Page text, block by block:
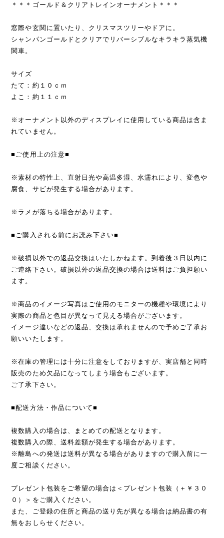
＊＊＊ゴールド＆クリアトレインオーナメント＊＊＊
窓際や玄関に置いたり、クリスマスツリーやドアに。
シャンパンゴールドとクリアでリバーシブルなキラキラ蒸気機
関車。
サイズ
たて：約１０ｃｍ
よこ：約１１ｃｍ
※オーナメント以外のディスプレイに使用している商品は含ま
れていません。
■ご使用上の注意■
※素材の特性上、直射日光や高温多湿、水濡れにより、変色や
腐食、サビが発生する場合があります。
※ラメが落ちる場合があります。
■ご購入される前にお読み下さい■
※破損以外での返品交換はいたしかねます。到着後３日以内に
ご連絡下さい。破損以外の返品交換の場合は送料はご負担願い
ます。
※商品のイメージ写真はご使用のモニターの機種や環境により
実際の商品と色目が異なって見える場合がございます。
イメージ違いなどの返品、交換は承れませんので予めご了承お
願いいたします。
※在庫の管理には十分に注意をしておりますが、実店舗と同時
販売のため欠品になってしまう場合もございます。
ご了承下さい。
■配送方法・作品について■
複数購入の場合は、まとめての配送となります。
複数購入の際、送料差額が発生する場合があります。
※離島への発送は送料が異なる場合がありますので購入前に一
度ご相談ください。
プレゼント包装をご希望の場合は＜プレゼント包装（＋￥３０
０）＞をご購入ください。
また、ご登録の住所と商品の送り先が異なる場合は納品書の有
無をおしらせください。